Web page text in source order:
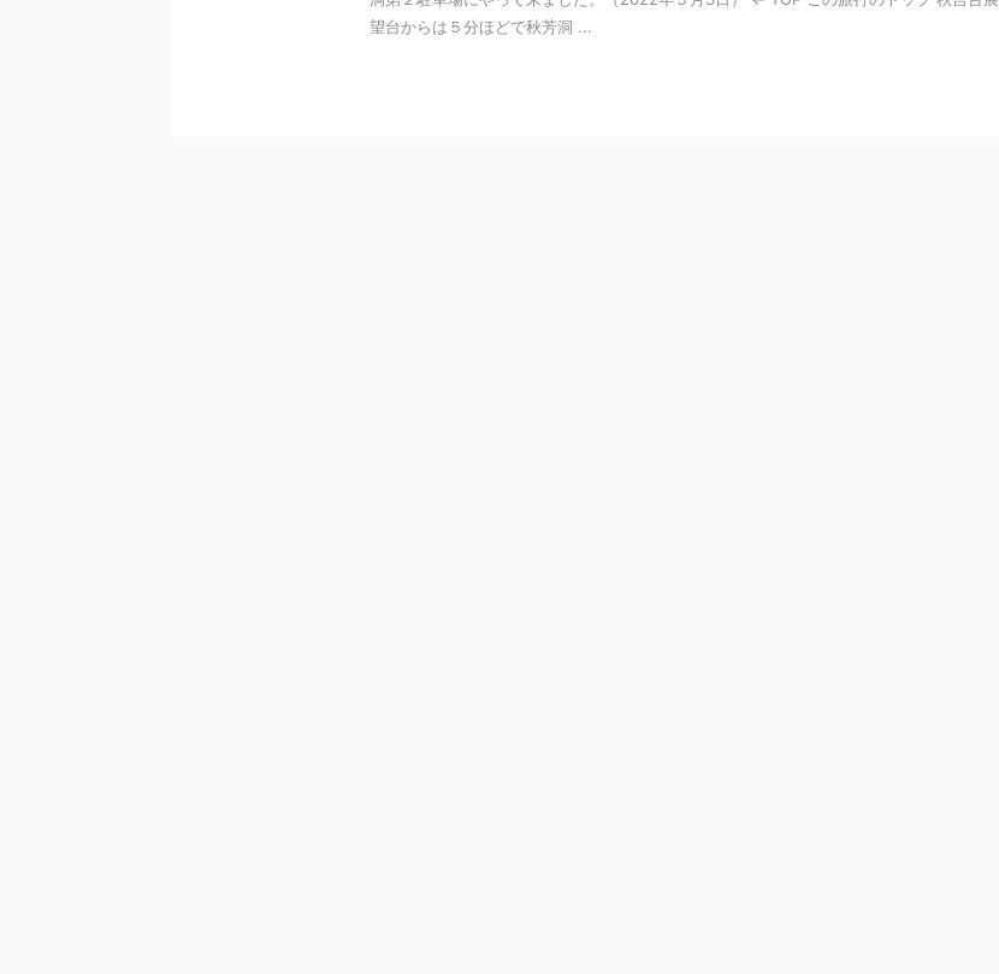
望台からは５分ほどで秋芳洞 ...